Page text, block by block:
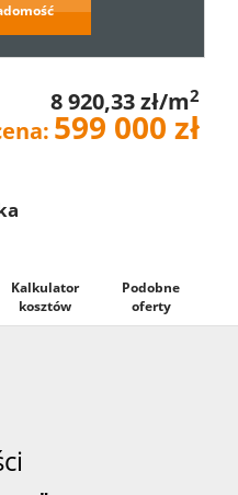
8 920,33 zł/m2
599 000 zł
Kalkulator
kosztów
Podobne
oferty